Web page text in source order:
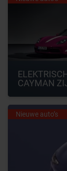
CAYMAN
Nieuwe auto’s